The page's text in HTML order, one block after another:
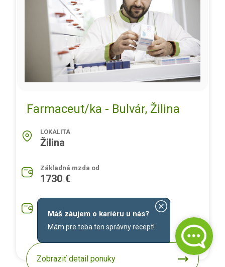
Farmaceut/ka - Bulvár, Žilina
LOKALITA
Žilina
Základná mzda od
1730 €
1930 €
Zobraziť detail ponuky
Máš záujem o kariéru u nás?
Mám pre teba ten správny recept!